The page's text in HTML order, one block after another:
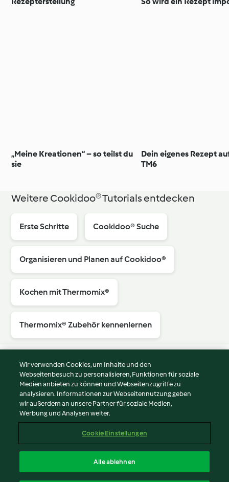
„Meine Kreationen“ – so teilst du
sie
Dein eigenes Rezept
TM6
Weitere Cookidoo® Tutorials entdecken
Erste Schritte Cookidoo® Suche
Organisieren und Planen auf Cookidoo®
Kochen mit Thermomix®
Thermomix® Zubehör kennenlernen
© Copyright 2026
Nutzungsbedingungen
Datenschutzrichtlinien
Impressum
Inhalt melden
Wir verwenden Cookies, um Inhalte und den
Webseitenbesuch zu personalisieren, Funktionen für soziale
Medien anbieten zu können und Webseitenzugriffe zu
analysieren. Informationen zur Webseitennutzung geben
wir außerdem an unsere Partner für soziale Medien,
Werbung und Analysen weiter.
Cookie Einstellungen
Alle ablehnen